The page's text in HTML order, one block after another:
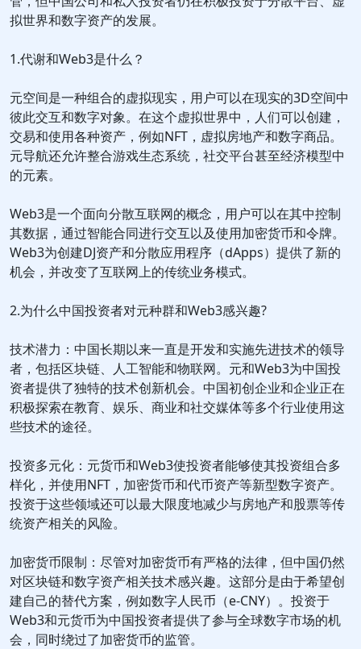
拟世界和数字资产的发展。
1.代谢和Web3是什么？
元空间是一种组合的虚拟现实，用户可以在现实的3D空间中
彼此交互和数字对象。在这个虚拟世界中，人们可以创建，
交易和使用各种资产，例如NFT，虚拟房地产和数字商品。
元导航还允许整合游戏生态系统，社交平台甚至经济模型中
的元素。
Web3是一个面向分散互联网的概念，用户可以在其中控制
其数据，通过智能合同进行交互以及使用加密货币和令牌。
Web3为创建DJ资产和分散应用程序（dApps）提供了新的
机会，并改变了互联网上的传统业务模式。
2.为什么中国投资者对元种群和Web3感兴趣?
技术潜力：中国长期以来一直是开发和实施先进技术的领导
者，包括区块链、人工智能和物联网。元和Web3为中国投
资者提供了独特的技术创新机会。中国初创企业和企业正在
积极探索在教育、娱乐、商业和社交媒体等多个行业使用这
些技术的途径。
投资多元化：元货币和Web3使投资者能够使其投资组合多
样化，并使用NFT，加密货币和代币资产等新型数字资产。
投资于这些领域还可以最大限度地减少与房地产和股票等传
统资产相关的风险。
加密货币限制：尽管对加密货币有严格的法律，但中国仍然
对区块链和数字资产相关技术感兴趣。这部分是由于希望创
建自己的替代方案，例如数字人民币（e-CNY）。投资于
Web3和元货币为中国投资者提供了参与全球数字市场的机
会，同时绕过了加密货币的监管。